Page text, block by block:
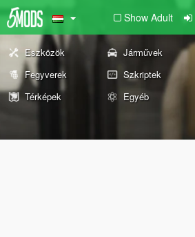
Show Adult
Eszközök Járművek
Fegyverek
Szkriptek
Térképek
Egyéb